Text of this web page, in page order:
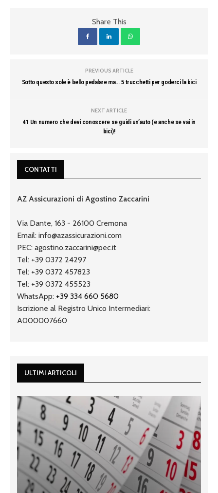
Share This
PREVIOUS ARTICLE
Sotto questo sole è bello pedalare ma… 5 trucchetti per goderci la bici
NEXT ARTICLE
41 Un numero che devi conoscere se guidi un’auto (e anche se vai in
bici)!
CONTATTI
AZ Assicurazioni di Agostino Zaccarini
Via Dante, 163 - 26100 Cremona
Email: info@azassicurazioni.com
PEC: agostino.zaccarini@pec.it
Tel: +39 0372 24297
Tel: +39 0372 457823
Tel: +39 0372 455523
WhatsApp: +39 334 660 5680
Iscrizione al Registro Unico Intermediari:
A000007660
ULTIMI ARTICOLI